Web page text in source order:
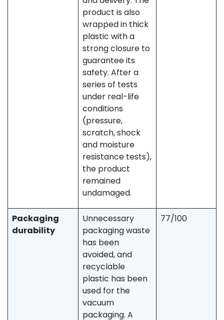
product is also
wrapped in thick
plastic with a
strong closure to
guarantee its
safety. After a
series of tests
under real-life
conditions
(pressure,
scratch, shock
and moisture
resistance tests),
the product
remained
undamaged.
Packaging
durability
Unnecessary
packaging waste
has been
avoided, and
recyclable
plastic has been
used for the
vacuum
packaging. A
77/100